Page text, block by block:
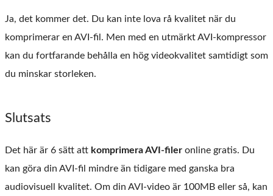
Ja, det kommer det. Du kan inte lova rå kvalitet när du
komprimerar en AVI-fil. Men med en utmärkt AVI-kompressor
kan du fortfarande behålla en hög videokvalitet samtidigt som
du minskar storleken.
Slutsats
Det här är 6 sätt att komprimera AVI-filer online gratis. Du
kan göra din AVI-fil mindre än tidigare med ganska bra
audiovisuell kvalitet. Om din AVI-video är 100MB eller så, kan